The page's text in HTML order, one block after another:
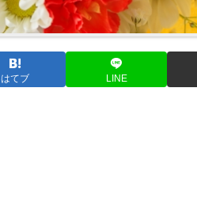
はてブ LINE